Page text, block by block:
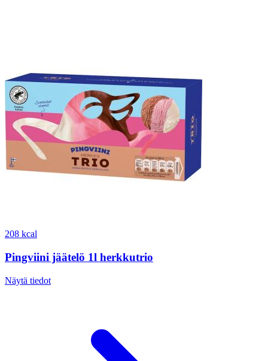
208 kcal
Pingviini jäätelö 1l herkkutrio
Näytä tiedot